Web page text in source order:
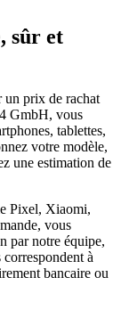
sûr et
un prix de rachat
GmbH, vous
tablettes,
votre modèle,
une estimation de
Pixel, Xiaomi,
vous
par notre équipe,
à
bancaire ou